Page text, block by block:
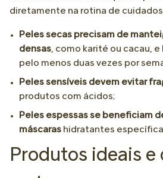
diretamente na rotina de
Peles secas precisam de
densas, como karité ou cacau,
pelo menos duas vezes por
Peles sensíveis devem evitar
produtos com ácidos;
Peles espessas se beneficiam
máscaras hidratantes
Produtos ideais e